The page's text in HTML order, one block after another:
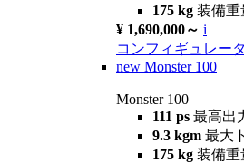
175 kg 装備重
¥ 1,690,000～ i
コンフィギュレー
new Monster 100
Monster 100
111 ps 最高出
9.3 kgm 最大
175 kg 装備重